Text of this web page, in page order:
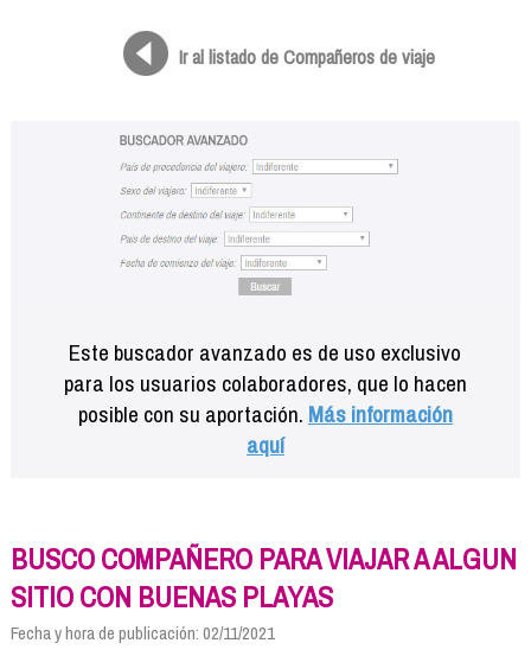
Ir al listado de Compañeros de viaje
Este buscador avanzado es de uso exclusivo
para los usuarios colaboradores, que lo hacen
posible con su aportación. Más información
aquí
BUSCO COMPAÑERO PARA VIAJAR A ALGUN
SITIO CON BUENAS PLAYAS
Fecha y hora de publicación: 02/11/2021